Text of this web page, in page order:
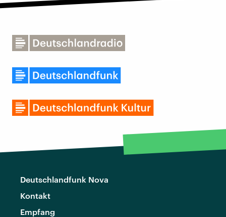
Deutschlandfunk Nova
Kontakt
Empfang